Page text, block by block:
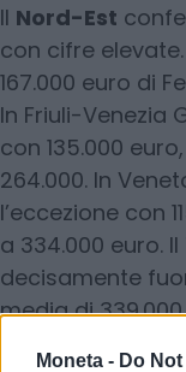
Moneta - Do
Il Nord-Est
con cifre
167.000 euro di
In Friuli-Venezia
con 135.000
264.000. In
l’eccezione con
a 334.000 euro.
decisamente
media di
quota 500.000,